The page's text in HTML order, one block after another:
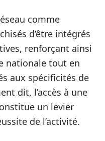
comme
d’être intégrés
renforçant ainsi
nationale tout en
aux spécificités de
dit, l’accès à une
un levier
de l’activité.